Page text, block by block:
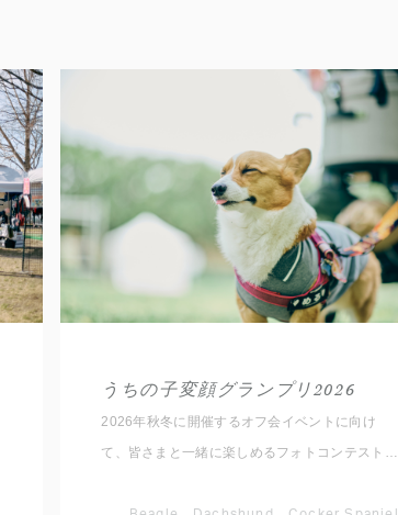
うちの子変顔グランプリ2026
2026年秋冬に開催するオフ会イベントに向け
て、皆さまと一緒に楽しめるフォトコンテストを